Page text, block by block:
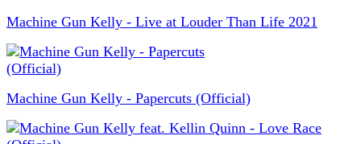
Machine Gun Kelly - Live at Louder Than Life 2021
Machine Gun Kelly - Papercuts (Official)